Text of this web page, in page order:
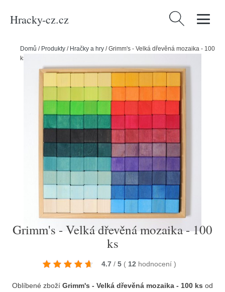
Hracky-cz.cz Vyhledávání
Domů / Produkty / Hračky a hry /Grimm's - Velká dřevěná mozaika - 100
ks
Grimm's - Velká dřevěná mozaika - 100
ks
4.7 / 5 ( 12 hodnocení )
Oblíbené zboží Grimm's - Velká dřevěná mozaika - 100 ks od